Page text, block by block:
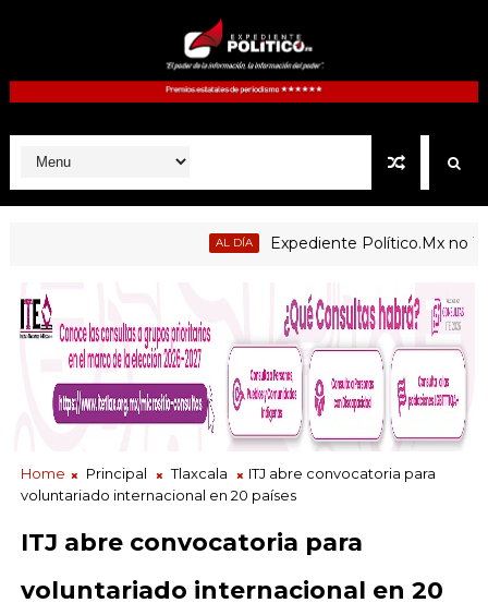
Expediente Político.Mx no 1126
Home Principal Tlaxcala
ITJ abre convocatoria para
voluntariado internacional en 20 países
ITJ abre convocatoria para
voluntariado internacional en 20